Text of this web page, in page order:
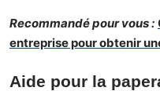
Recommandé pour vous :
entreprise pour obtenir
Aide pour la